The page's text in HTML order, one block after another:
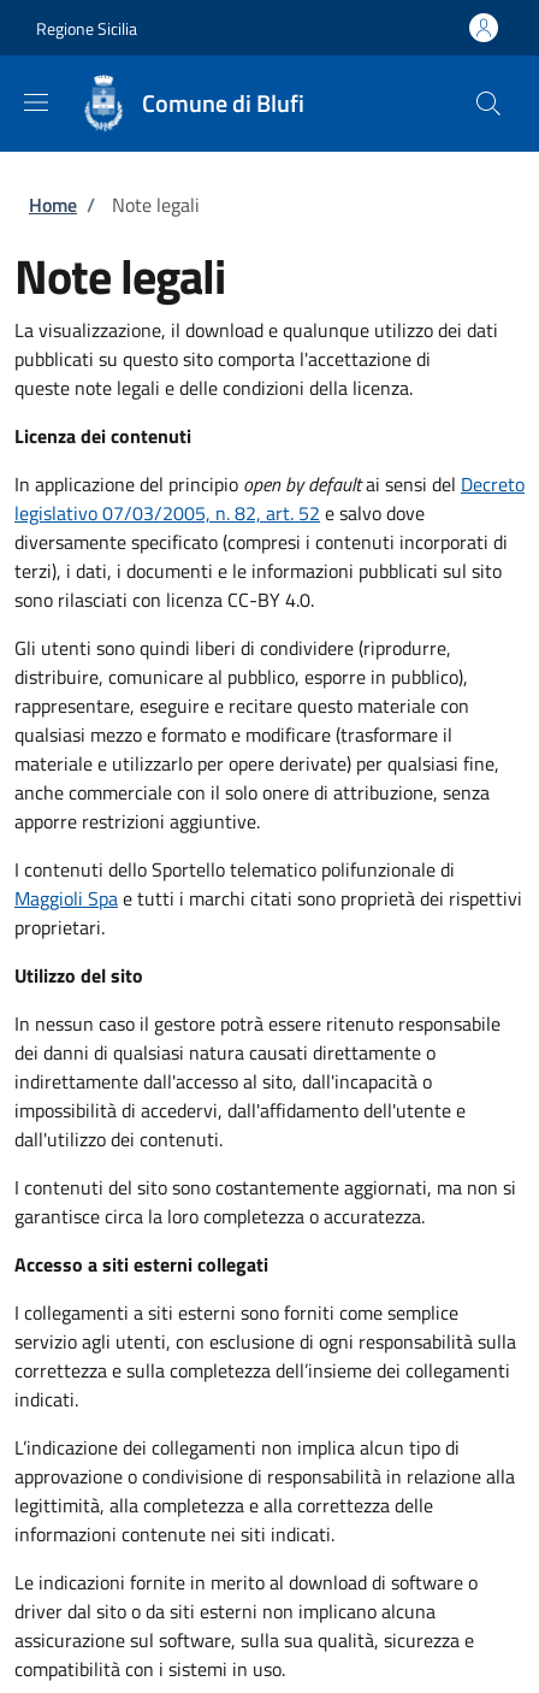
Regione Sicilia
Comune di Blufi
Briciole di pane
Home / Note legali
Note legali
La visualizzazione, il download e qualunque utilizzo dei dati
pubblicati su questo sito comporta l'accettazione di
queste note legali e delle condizioni della licenza.
Licenza dei contenuti
In applicazione del principio open by defaultai sensi del Decreto
legislativo 07/03/2005, n. 82, art. 52 e salvo dove
diversamente specificato (compresi i contenuti incorporati di
terzi), i dati, i documenti e le informazioni pubblicati sul sito
sono rilasciati con licenza CC-BY 4.0.
Gli utenti sono quindi liberi di condividere (riprodurre,
distribuire, comunicare al pubblico, esporre in pubblico),
rappresentare, eseguire e recitare questo materiale con
qualsiasi mezzo e formato e modificare (trasformare il
materiale e utilizzarlo per opere derivate) per qualsiasi fine,
anche commerciale con il solo onere di attribuzione, senza
apporre restrizioni aggiuntive.
I contenuti dello Sportello telematico polifunzionaledi
Maggioli Spae tutti i marchi citati sono proprietà dei rispettivi
proprietari.
Utilizzo del sito
In nessun caso il gestore potrà essere ritenuto responsabile
dei danni di qualsiasi natura causati direttamente o
indirettamente dall'accesso al sito, dall'incapacità o
impossibilità di accedervi, dall'affidamento dell'utente e
dall'utilizzo dei contenuti.
I contenuti del sito sono costantemente aggiornati, ma non si
garantisce circa la loro completezza o accuratezza.
Accesso a siti esterni collegati
I collegamenti a siti esterni sono forniti come semplice
servizio agli utenti, con esclusione di ogni responsabilità sulla
correttezza e sulla completezza dell’insieme dei collegamenti
indicati.
L’indicazione dei collegamenti non implica alcun tipo di
approvazione o condivisione di responsabilità in relazione alla
legittimità, alla completezza e alla correttezza delle
informazioni contenute nei siti indicati.
Le indicazioni fornite in merito al download di software o
driver dal sito o da siti esterni non implicano alcuna
assicurazione sul software, sulla sua qualità, sicurezza e
compatibilità con i sistemi in uso.